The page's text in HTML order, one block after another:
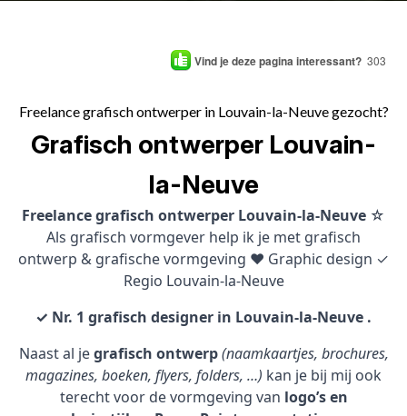
Vind je deze pagina interessant? 303
Freelance grafisch ontwerper in Louvain-la-Neuve gezocht?
Grafisch ontwerper Louvain-
la-Neuve
Freelance grafisch ontwerper Louvain-la-Neuve ☆
Als grafisch vormgever help ik je met grafisch
ontwerp & grafische vormgeving ♥ Graphic design ✓
Regio Louvain-la-Neuve
✓ Nr. 1 grafisch designer in Louvain-la-Neuve .
Naast al jegrafisch ontwerp (naamkaartjes, brochures,
magazines, boeken, flyers, folders, …) kan je bij mij ook
terecht voor de vormgeving van logo’s en